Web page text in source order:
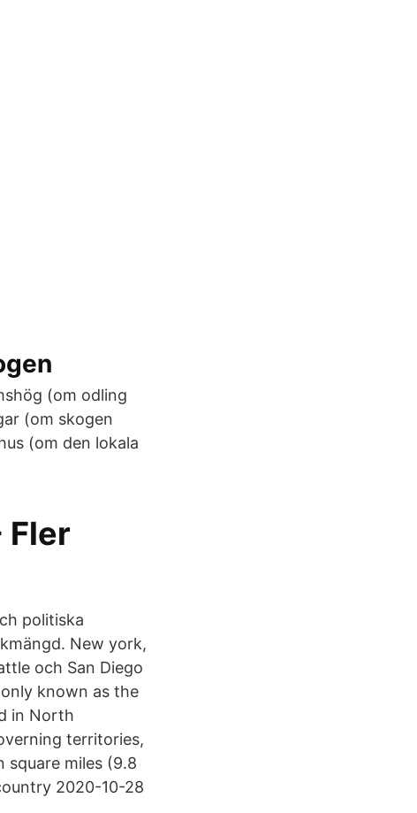
(om odling
(om skogen
(om den lokala
Fler
politiska
New york,
och San Diego
known as the
in North
territories,
square miles (9.8
2020-10-28